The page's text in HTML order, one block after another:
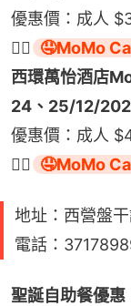
優惠價：成人
👉🏻
🤤MoMo
西環萬怡酒店
24、25/12/
優惠價：成人
👉🏻
🤤MoMo
地址：西營盤
電話：
聖誕自助餐優